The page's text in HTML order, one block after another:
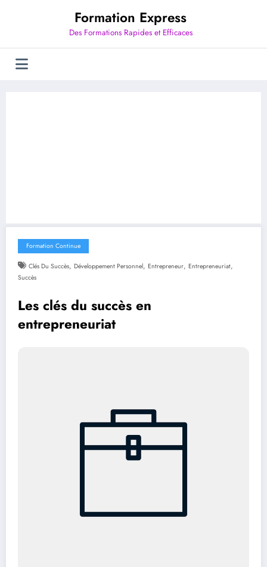
Formation Express
Des Formations Rapides et Efficaces
Formation Continue
Clés Du Succès, Développement Personnel, Entrepreneur, Entrepreneuriat,
Succès
Les clés du succès en
entrepreneuriat